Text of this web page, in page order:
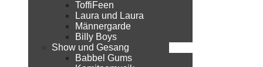
ToffiFeen
Laura und Laura
Männergarde
Billy Boys
Show und Gesang
Babbel Gums